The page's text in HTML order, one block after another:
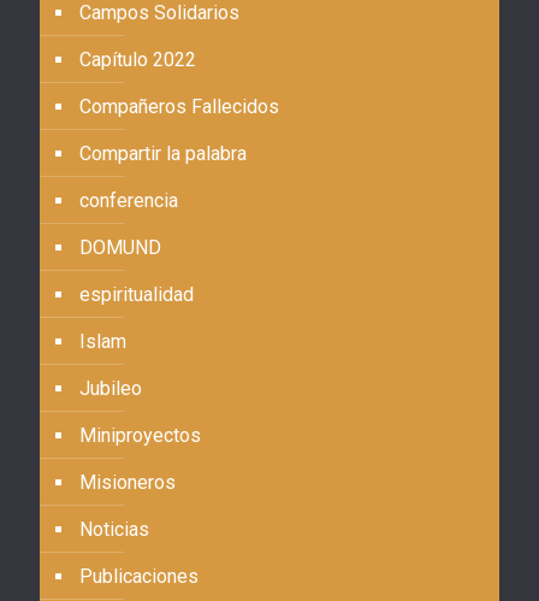
Campos Solidarios
Capítulo 2022
Compañeros Fallecidos
Compartir la palabra
conferencia
DOMUND
espiritualidad
Islam
Jubileo
Miniproyectos
Misioneros
Noticias
Publicaciones